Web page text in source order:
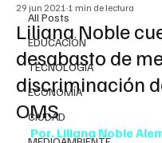
All Posts
EDUCACIÓN
TECNOLOGÍA
ECONOMÍA
CIUDAD
Liliana Noble
desabasto de
discriminación
OMS
29 jun 2021 1 min de lectura
Por. Liliana Noble